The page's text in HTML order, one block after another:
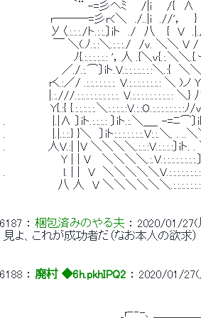
｀¨ -=彡ヘﾐ 　 /|i 　 /{　∧　}
r───=彡r<＼　./..|i　.//'，　 } .| 　 　,
У〈.:.:.:./ト.:.:.〕iト　./　八　 {　V　
￣ ＼(.ﾉ.:.:＼.:.:.:./　/v. ＼＼ V / 　 /(＿
ﾉ{.:.:.:.:.:.: '，人 .{＼v{.:.＼＼.{.ー
／./.:.⌒〕iト.V.:.:.:.:.:.:.:＼.:{　＼＼r‐ﾐ}ﾉ
rく.:／/ .:.:.:.:.:.:.:. V.:.:.:.:.:.:.:.: ＼ )ノ
|.:.///.:.:.:.:.:.:.:.:.:.:. V.:.:.:.:.:.:.:.:.:.: ＼}
Y{.:{ {.:.:.:.:.:.＼:.:.:.:.:V.:.:O.:.:.:.:.:.:.:.:ﾉ/v
.　　　　　　|.|∧ 〕iト.:.:.:.: 〕iト.:.＼＿_ -=ﾆ⌒
.　　　　　　|.|.:.:.} }＼　〕iト:.:.:.:.:.:.:.V:.:.＼. .
.　　　　　 人V.:| |V ＼＼＼＼.:.:.:V.:.:.:.:〕i
Y | | V　 ＼＼＼＼.:.V.:.:.:.:.:.:.:.:.〕i
.　　　　 　 　 l. | |　V　＼＼＼＼＼
八 人　V ＼＼＼＼＼＼
6187 ： 梱包済みのやる夫 ： 2020/01/27(
見よ、これが成功者だ（なお本人の欲求）
6188 ： 廃村 ◆6h.pkhIPQ2 ： 2020/01/27(
_r‐‐-、＿＿＿＿＿